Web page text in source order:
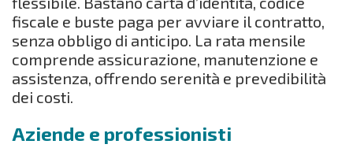
fiscale e buste paga per avviare il contratto,
senza obbligo di anticipo. La rata mensile
comprende assicurazione, manutenzione e
assistenza, offrendo serenità e prevedibilità
dei costi.
Aziende e professionisti